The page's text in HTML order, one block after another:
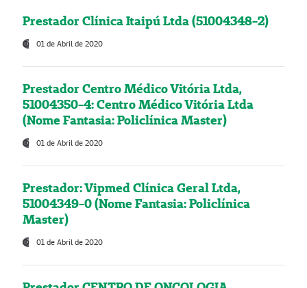
Prestador Clínica Itaipú Ltda (51004348-2)
01 de Abril de 2020
Prestador Centro Médico Vitória Ltda,
51004350-4: Centro Médico Vitória Ltda
(Nome Fantasia: Policlínica Master)
01 de Abril de 2020
Prestador: Vipmed Clínica Geral Ltda,
51004349-0 (Nome Fantasia: Policlínica
Master)
01 de Abril de 2020